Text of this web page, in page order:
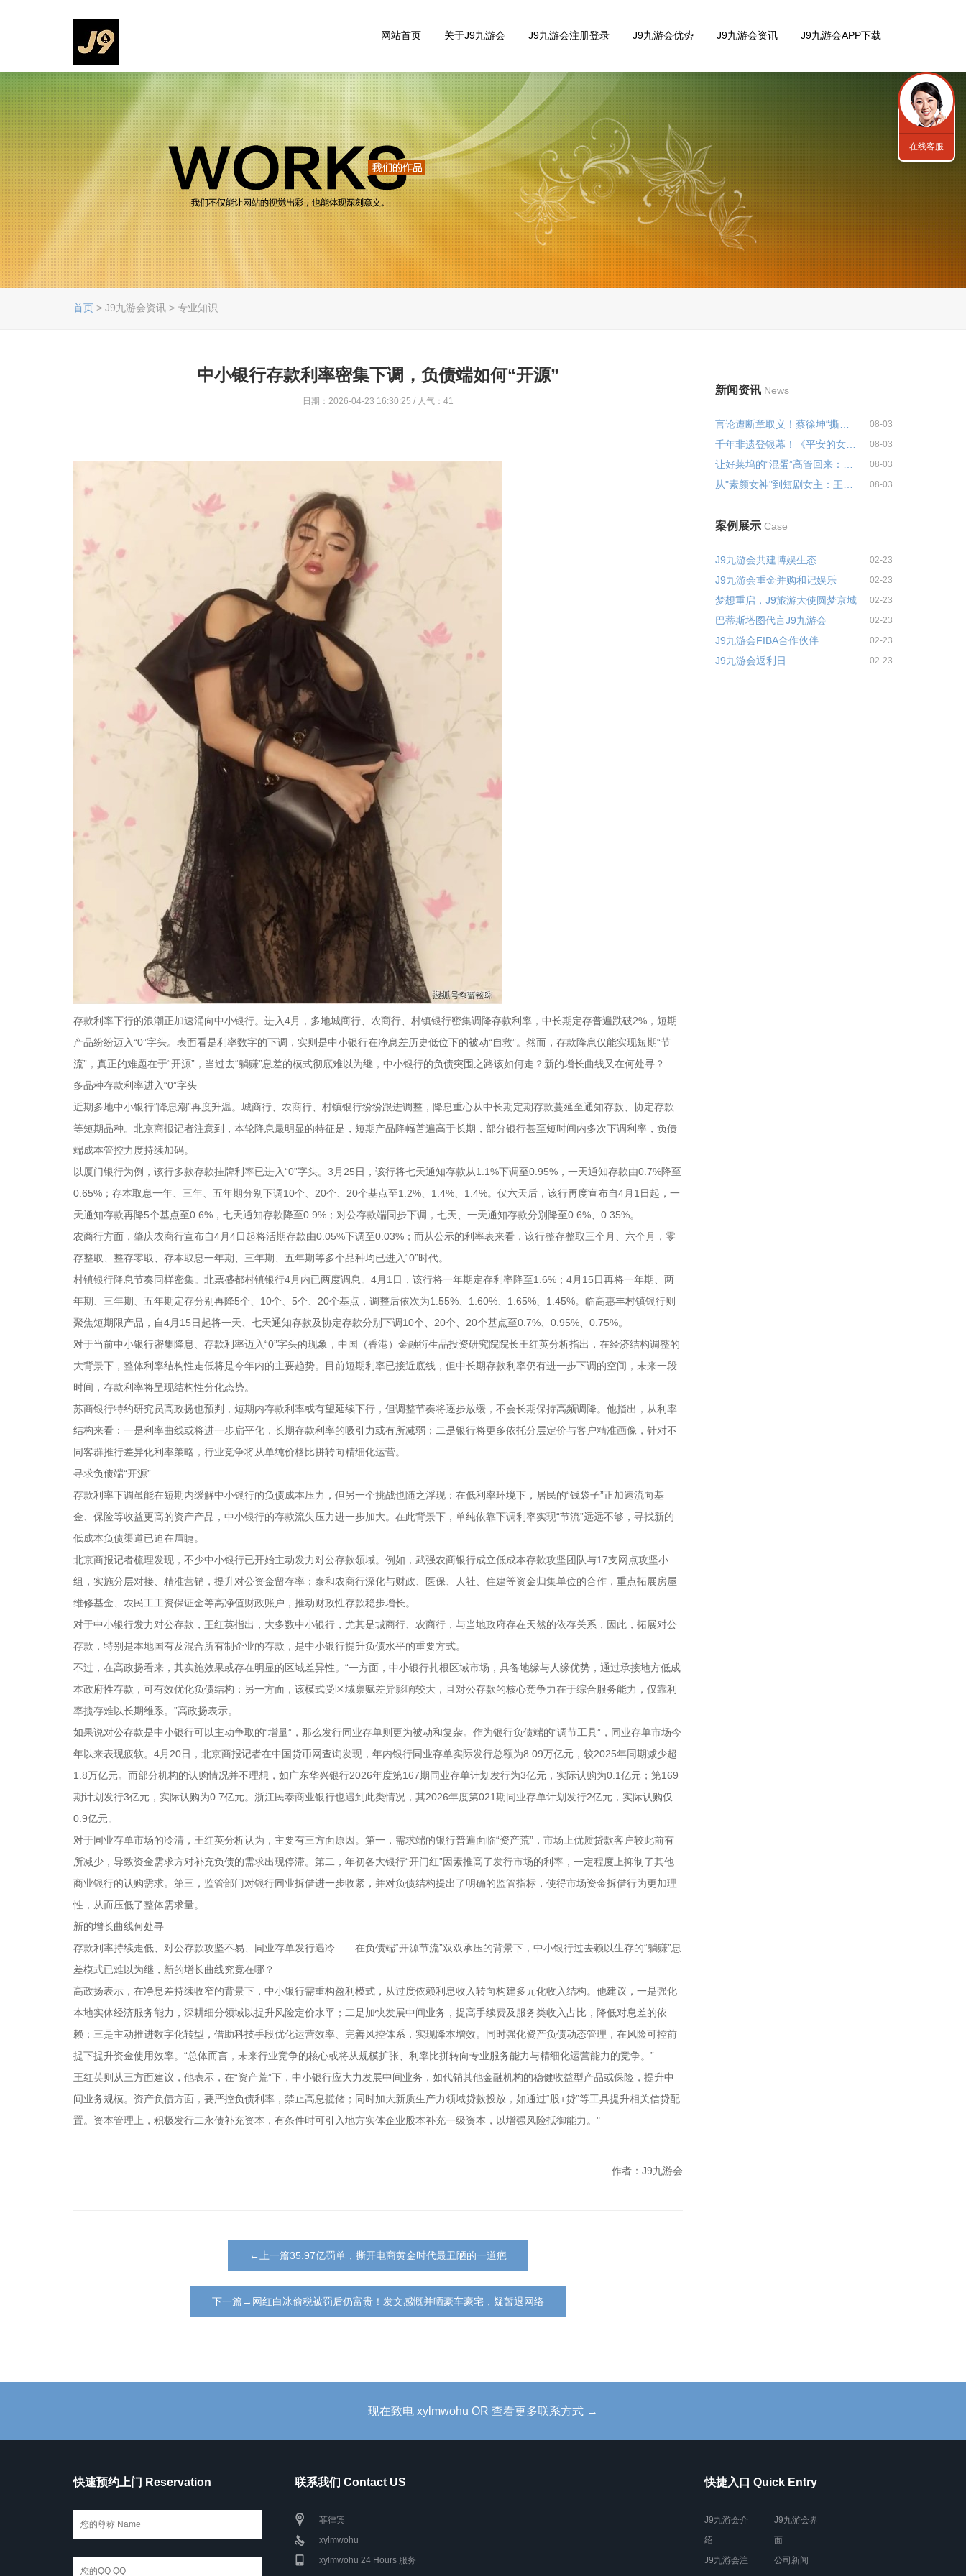
网站首页 关于J9九游会 J9九游会注册登录 J9九游会优势 J9九游会资讯 J9九游会APP下载
首页 > J9九游会资讯 > 专业知识
中小银行存款利率密集下调，负债端如何“开源”
日期：2026-04-23 16:30:25 / 人气：41
存款利率下行的浪潮正加速涌向中小银行。进入4月，多地城商行、农商行、村镇银行密集调降存款利率，中长期定存普遍跌破2%，短期
产品纷纷迈入“0”字头。表面看是利率数字的下调，实则是中小银行在净息差历史低位下的被动“自救”。然而，存款降息仅能实现短期“节
流”，真正的难题在于“开源”，当过去“躺赚”息差的模式彻底难以为继，中小银行的负债突围之路该如何走？新的增长曲线又在何处寻？
多品种存款利率进入“0”字头
近期多地中小银行“降息潮”再度升温。城商行、农商行、村镇银行纷纷跟进调整，降息重心从中长期定期存款蔓延至通知存款、协定存款
等短期品种。北京商报记者注意到，本轮降息最明显的特征是，短期产品降幅普遍高于长期，部分银行甚至短时间内多次下调利率，负债
端成本管控力度持续加码。
以厦门银行为例，该行多款存款挂牌利率已进入“0”字头。3月25日，该行将七天通知存款从1.1%下调至0.95%，一天通知存款由0.7%降至
0.65%；存本取息一年、三年、五年期分别下调10个、20个、20个基点至1.2%、1.4%、1.4%。仅六天后，该行再度宣布自4月1日起，一
天通知存款再降5个基点至0.6%，七天通知存款降至0.9%；对公存款端同步下调，七天、一天通知存款分别降至0.6%、0.35%。
农商行方面，肇庆农商行宣布自4月4日起将活期存款由0.05%下调至0.03%；而从公示的利率表来看，该行整存整取三个月、六个月，零
存整取、整存零取、存本取息一年期、三年期、五年期等多个品种均已进入“0”时代。
村镇银行降息节奏同样密集。北票盛都村镇银行4月内已两度调息。4月1日，该行将一年期定存利率降至1.6%；4月15日再将一年期、两
年期、三年期、五年期定存分别再降5个、10个、5个、20个基点，调整后依次为1.55%、1.60%、1.65%、1.45%。临高惠丰村镇银行则
聚焦短期限产品，自4月15日起将一天、七天通知存款及协定存款分别下调10个、20个、20个基点至0.7%、0.95%、0.75%。
对于当前中小银行密集降息、存款利率迈入“0”字头的现象，中国（香港）金融衍生品投资研究院院长王红英分析指出，在经济结构调整的
大背景下，整体利率结构性走低将是今年内的主要趋势。目前短期利率已接近底线，但中长期存款利率仍有进一步下调的空间，未来一段
时间，存款利率将呈现结构性分化态势。
苏商银行特约研究员高政扬也预判，短期内存款利率或有望延续下行，但调整节奏将逐步放缓，不会长期保持高频调降。他指出，从利率
结构来看：一是利率曲线或将进一步扁平化，长期存款利率的吸引力或有所减弱；二是银行将更多依托分层定价与客户精准画像，针对不
同客群推行差异化利率策略，行业竞争将从单纯价格比拼转向精细化运营。
寻求负债端“开源”
存款利率下调虽能在短期内缓解中小银行的负债成本压力，但另一个挑战也随之浮现：在低利率环境下，居民的“钱袋子”正加速流向基
金、保险等收益更高的资产产品，中小银行的存款流失压力进一步加大。在此背景下，单纯依靠下调利率实现“节流”远远不够，寻找新的
低成本负债渠道已迫在眉睫。
北京商报记者梳理发现，不少中小银行已开始主动发力对公存款领域。例如，武强农商银行成立低成本存款攻坚团队与17支网点攻坚小
组，实施分层对接、精准营销，提升对公资金留存率；泰和农商行深化与财政、医保、人社、住建等资金归集单位的合作，重点拓展房屋
维修基金、农民工工资保证金等高净值财政账户，推动财政性存款稳步增长。
对于中小银行发力对公存款，王红英指出，大多数中小银行，尤其是城商行、农商行，与当地政府存在天然的依存关系，因此，拓展对公
存款，特别是本地国有及混合所有制企业的存款，是中小银行提升负债水平的重要方式。
不过，在高政扬看来，其实施效果或存在明显的区域差异性。“一方面，中小银行扎根区域市场，具备地缘与人缘优势，通过承接地方低成
本政府性存款，可有效优化负债结构；另一方面，该模式受区域禀赋差异影响较大，且对公存款的核心竞争力在于综合服务能力，仅靠利
率揽存难以长期维系。”高政扬表示。
如果说对公存款是中小银行可以主动争取的“增量”，那么发行同业存单则更为被动和复杂。作为银行负债端的“调节工具”，同业存单市场今
年以来表现疲软。4月20日，北京商报记者在中国货币网查询发现，年内银行同业存单实际发行总额为8.09万亿元，较2025年同期减少超
1.8万亿元。而部分机构的认购情况并不理想，如广东华兴银行2026年度第167期同业存单计划发行为3亿元，实际认购为0.1亿元；第169
期计划发行3亿元，实际认购为0.7亿元。浙江民泰商业银行也遇到此类情况，其2026年度第021期同业存单计划发行2亿元，实际认购仅
0.9亿元。
对于同业存单市场的冷清，王红英分析认为，主要有三方面原因。第一，需求端的银行普遍面临“资产荒”，市场上优质贷款客户较此前有
所减少，导致资金需求方对补充负债的需求出现停滞。第二，年初各大银行“开门红”因素推高了发行市场的利率，一定程度上抑制了其他
商业银行的认购需求。第三，监管部门对银行同业拆借进一步收紧，并对负债结构提出了明确的监管指标，使得市场资金拆借行为更加理
性，从而压低了整体需求量。
新的增长曲线何处寻
存款利率持续走低、对公存款攻坚不易、同业存单发行遇冷……在负债端“开源节流”双双承压的背景下，中小银行过去赖以生存的“躺赚”息
差模式已难以为继，新的增长曲线究竟在哪？
高政扬表示，在净息差持续收窄的背景下，中小银行需重构盈利模式，从过度依赖利息收入转向构建多元化收入结构。他建议，一是强化
本地实体经济服务能力，深耕细分领域以提升风险定价水平；二是加快发展中间业务，提高手续费及服务类收入占比，降低对息差的依
赖；三是主动推进数字化转型，借助科技手段优化运营效率、完善风控体系，实现降本增效。同时强化资产负债动态管理，在风险可控前
提下提升资金使用效率。“总体而言，未来行业竞争的核心或将从规模扩张、利率比拼转向专业服务能力与精细化运营能力的竞争。”
王红英则从三方面建议，他表示，在“资产荒”下，中小银行应大力发展中间业务，如代销其他金融机构的稳健收益型产品或保险，提升中
间业务规模。资产负债方面，要严控负债利率，禁止高息揽储；同时加大新质生产力领域贷款投放，如通过“股+贷”等工具提升相关信贷配
置。资本管理上，积极发行二永债补充资本，有条件时可引入地方实体企业股本补充一级资本，以增强风险抵御能力。"
作者：J9九游会
←上一篇35.97亿罚单，撕开电商黄金时代最丑陋的一道疤
下一篇→网红白冰偷税被罚后仍富贵！发文感慨并晒豪车豪宅，疑暂退网络
新闻资讯 News
言论遭断章取义！蔡徐坤“撕掉爱... 08-03
千年非遗登银幕！《平安的女儿》... 08-03
08-03
08-03
案例展示 Case
J9九游会共建博娱生态 02-23
J9九游会重金并购和记娱乐 02-23
梦想重启，J9旅游大使圆梦京城 02-23
巴蒂斯塔图代言J9九游会 02-23
J9九游会FIBA合作伙伴 02-23
J9九游会返利日 02-23
现在致电 xylmwohu OR 查看更多联系方式 →
快速预约上门 Reservation 联系我们 Contact US
菲律宾
xylmwohu
xylmwohu 24 Hours 服务
快捷入口 Quick Entry
J9九游会介
绍
J9九游会注
J9九游会界
面
公司新闻
在线客服